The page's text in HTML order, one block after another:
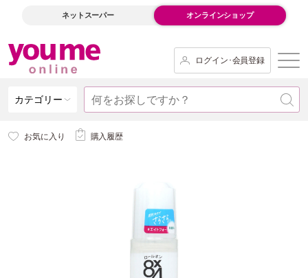
ネットスーパー オンラインショップ
ログイン･会員登録
カテゴリー
お気に入り 購入履歴